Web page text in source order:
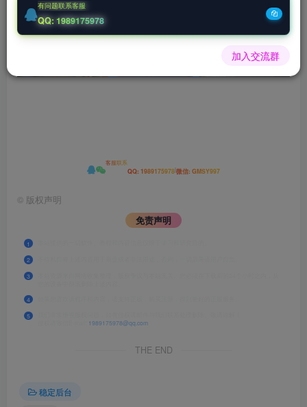
客服联系
QQ: 1989175978微信: GMSY997
© 版权声明
免责声明
1
2
3
4
5
1989175978@qq.com
THE END
稳定后台
有问题联系客服
QQ: 1989175978
加入交流群